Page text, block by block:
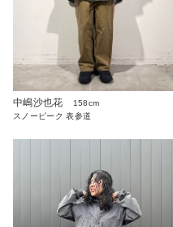
中嶋沙也花
158cm
スノーピーク 表参道